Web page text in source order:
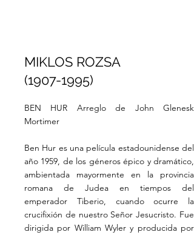
MIKLOS ROZSA
(1907-1995)
BEN HUR Arreglo de John Glenesk
Mortimer
Ben Hur es una película estadounidense del
año 1959, de los géneros épico y dramático,
ambientada mayormente en la provincia
romana de Judea en tiempos del
emperador Tiberio, cuando ocurre la
crucifixión de nuestro Señor Jesucristo. Fue
dirigida por William Wyler y producida por